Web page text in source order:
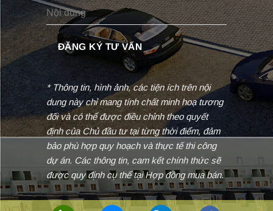
* Thông tin, hình ảnh, các tiện ích trên nội
dung này chỉ mang tính chất minh hoạ tương
đối và có thể được điều chỉnh theo quyết
định của Chủ đầu tư tại từng thời điểm, đảm
bảo phù hợp quy hoạch và thực tế thi công
dự án. Các thông tin, cam kết chính thức sẽ
được quy định cụ thể tại Hợp đồng mua bán.